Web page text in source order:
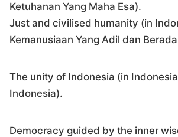
Ketuhanan Yang Maha Esa).
Just and civilised humanity (in
Kemanusiaan Yang Adil dan
The unity of Indonesia (in
Indonesia).
Democracy guided by the inner